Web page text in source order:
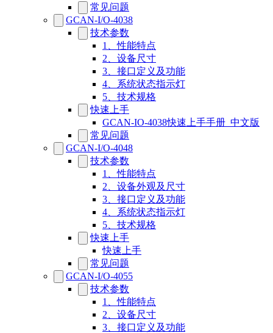
常见问题
GCAN-I/O-4038
技术参数
1、性能特点
2、设备尺寸
3、接口定义及功能
4、系统状态指示灯
5、技术规格
快速上手
GCAN-IO-4038快速上手手册_中文版
常见问题
GCAN-I/O-4048
技术参数
1、性能特点
2、设备外观及尺寸
3、接口定义及功能
4、系统状态指示灯
5、技术规格
快速上手
快速上手
常见问题
GCAN-I/O-4055
技术参数
1、性能特点
2、设备尺寸
3、接口定义及功能